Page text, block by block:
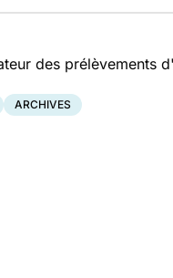
des prélèvements
ARCHIVES